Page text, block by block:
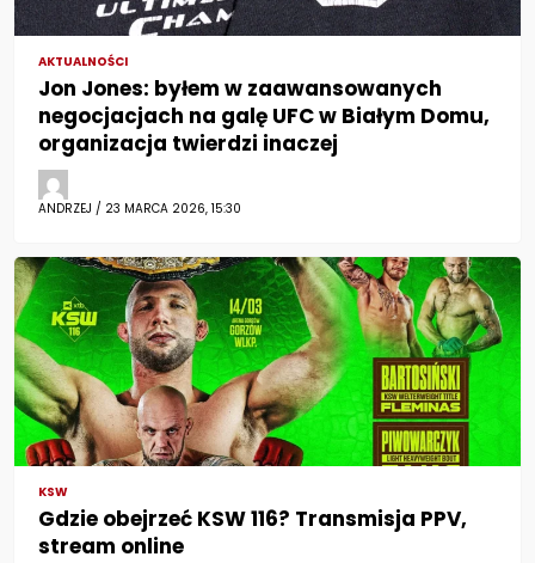
AKTUALNOŚCI
Jon Jones: byłem w zaawansowanych
negocjacjach na galę UFC w Białym Domu,
organizacja twierdzi inaczej
ANDRZEJ / 23 MARCA 2026, 15:30
KSW
Gdzie obejrzeć KSW 116? Transmisja PPV,
stream online